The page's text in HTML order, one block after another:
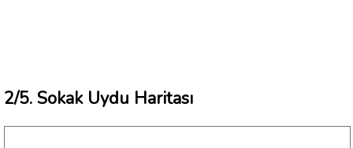
2/5. Sokak Uydu Haritası